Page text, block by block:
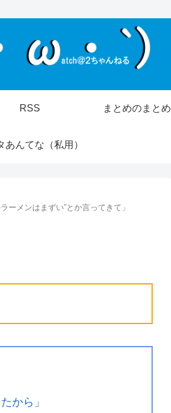
RSS まとめのまとめ
あんてな（私用）
メンはまずい”とか言ってきて」
から」